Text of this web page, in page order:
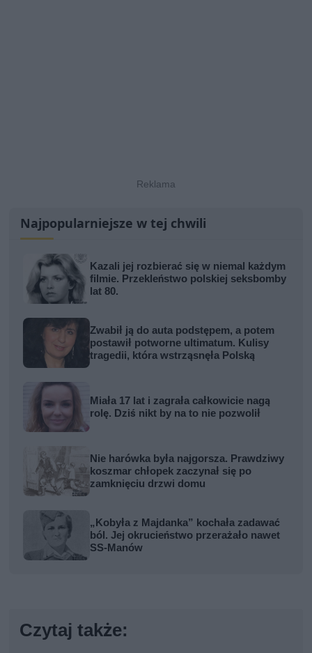
Najpopularniejsze w tej chwili
Kazali jej rozbierać się w niemal każdym
filmie. Przekleństwo polskiej seksbomby
lat 80.
Zwabił ją do auta podstępem, a potem
postawił potworne ultimatum. Kulisy
tragedii, która wstrząsnęła Polską
Miała 17 lat i zagrała całkowicie nagą
rolę. Dziś nikt by na to nie pozwolił
Nie harówka była najgorsza. Prawdziwy
koszmar chłopek zaczynał się po
zamknięciu drzwi domu
„Kobyła z Majdanka” kochała zadawać
ból. Jej okrucieństwo przerażało nawet
SS-Manów
Czytaj także: